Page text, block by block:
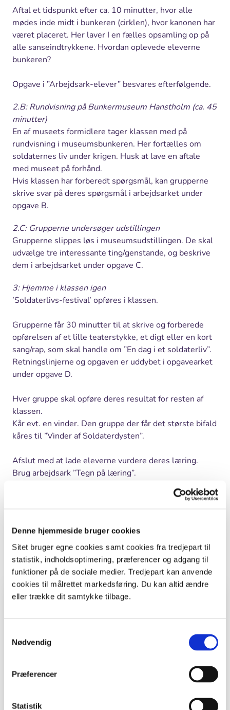
Denne hjemmeside bruger cookies
Sitet bruger egne cookies samt cookies fra tredjepart til
statistik, indholdsoptimering, præferencer og adgang til
funktioner på de sociale medier. Tredjepart kan anvende
cookies til målrettet markedsføring. Du kan altid ændre
eller trække dit samtykke tilbage.
Nødvendig
Præferencer
Statistik
Aftal et tidspunkt efter ca. 10 minutter, hvor alle
mødes inde midt i bunkeren (cirklen), hvor kanonen har
været placeret. Her laver I en fælles opsamling op på
alle sanseindtrykkene. Hvordan oplevede eleverne
bunkeren?
Opgave i ”Arbejdsark-elever” besvares efterfølgende.
2.B: Rundvisning på Bunkermuseum Hanstholm (ca. 45
minutter)
En af museets formidlere tager klassen med på
rundvisning i museumsbunkeren. Her fortælles om
soldaternes liv under krigen. Husk at lave en aftale
med museet på forhånd.
Hvis klassen har forberedt spørgsmål, kan grupperne
skrive svar på deres spørgsmål i arbejdsarket under
opgave B.
2.C: Grupperne undersøger udstillingen
Grupperne slippes løs i museumsudstillingen. De skal
udvælge tre interessante ting/genstande, og beskrive
dem i arbejdsarket under opgave C.
3: Hjemme i klassen igen
’Soldaterlivs-festival’ opføres i klassen.
Grupperne får 30 minutter til at skrive og forberede
opførelsen af et lille teaterstykke, et digt eller en kort
sang/rap, som skal handle om ”En dag i et soldaterliv”.
Retningslinjerne og opgaven er uddybet i opgavearket
under opgave D.
Hver gruppe skal opføre deres resultat for resten af
klassen.
Kår evt. en vinder. Den gruppe der får det største bifald
kåres til ”Vinder af Soldaterdysten”.
Afslut med at lade eleverne vurdere deres læring.
Brug arbejdsark ”Tegn på læring”.
Supplerende opgaver og undervisningsforløb
Minerydder
De tyske soldaters krig mod naturen
Print
Hvem, hvad, hvor
Klasse
Årstid